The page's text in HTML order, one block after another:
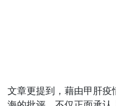
文章更提到，藉由甲肝